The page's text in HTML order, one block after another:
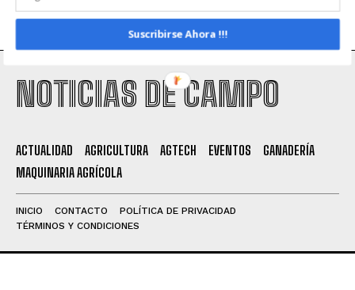
NOTICIAS DE CAMPO
ACTUALIDAD AGRICULTURA AGTECH EVENTOS
GANADERÍA
MAQUINARIA AGRÍCOLA
INICIO CONTACTO
POLÍTICA DE PRIVACIDAD
TÉRMINOS Y CONDICIONES
Suscribirse Ahora !!!